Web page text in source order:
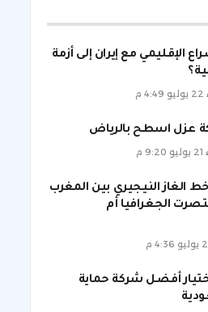
الإقليمي مع إيران إلى أزمة
عزل اسطح بالرياض
الغاز النيجيري بين المغرب
الجغرافيا أم
أفضل شركة حماية